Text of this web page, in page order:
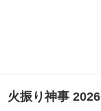
火振り神事 2026